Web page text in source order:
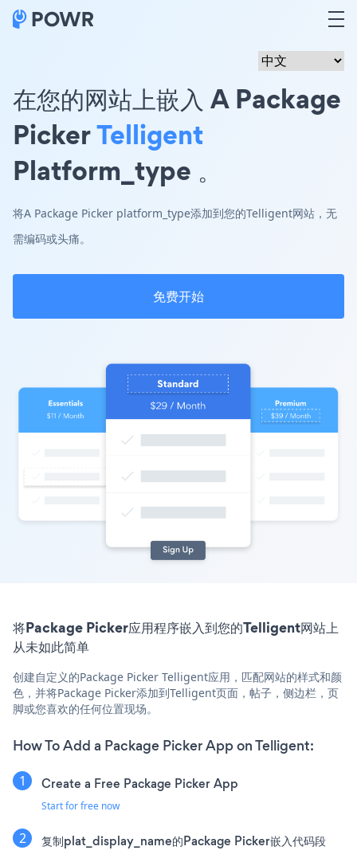
在您的网站上嵌入 A Package
PickerTelligent
Platform_type 。
将A Package Picker platform_type添加到您的Telligent网站，无
需编码或头痛。
免费开始
将Package Picker应用程序嵌入到您的Telligent网站上
从未如此简单
创建自定义的Package Picker Telligent应用，匹配网站的样式和颜
色，并将Package Picker添加到Telligent页面，帖子，侧边栏，页
脚或您喜欢的任何位置现场。
How To Add a Package Picker App on Telligent:
Create a Free Package Picker App
Start for free now
复制plat_display_name的Package Picker嵌入代码段